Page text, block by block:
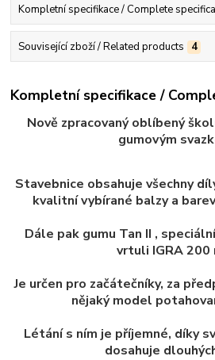
Kompletní specifikace / Complete
Související zboží / Related products 4
Kompletní specifikace /
Nově zpracovaný oblíbený
gumovým
Stavebnice obsahuje všechny
kvalitní vybírané balzy a
Dále pak gumu Tan II ,
vrtuli IGRA 200
Je určen pro začátečníky, za
nějaký model
Létání s ním je příjemné, díky
dosahuje